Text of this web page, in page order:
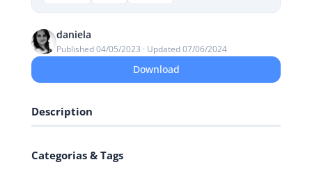
daniela
Published 04/05/2023 · Updated 07/06/2024
Download
Description
Categorias & Tags